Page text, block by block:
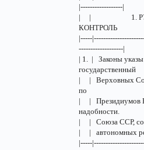
|------------------|
| | 1.
|-----
-------------------|
| 1. | Законы
| | Верховных
| | Президиумов
| |
| |
|-----